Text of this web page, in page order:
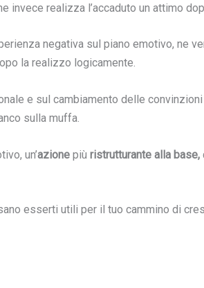
invece realizza l’accaduto un attimo
negativa sul piano emotivo, ne
la realizzo logicamente.
e sul cambiamento delle
sulla muffa.
un’azionepiù ristrutturante alla base,
esserti utili per il tuo cammino di